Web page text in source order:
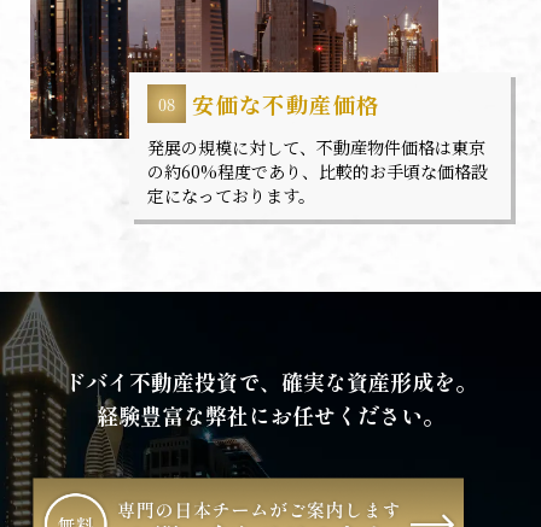
安価な不動産価格
発展の規模に対して、不動産物件価格は東京
の約60%程度であり、比較的お手頃な価格設
定になっております。
ドバイ不動産投資で、確実な資産形成を。
経験豊富な弊社にお任せください。